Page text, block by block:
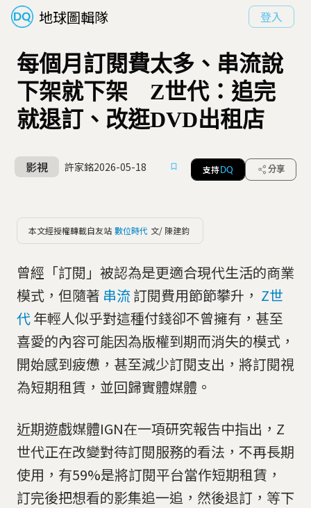
地球圖輯隊 登入
每個月訂閱費太多、串流說
下架就下架 Z世代：追完
就退訂、改逛DVD出租店
影視 許家銘2026-05-18 支持 DQ 分享
本文經授權轉載自友站 數位時代 文/ 陳建鈞
曾經「訂閱」被認為是更適合現代生活的商業
模式，但隨著 串流 訂閱費用節節攀升， Z世
代年輕人似乎對這種付錢卻不曾擁有，甚至
喜愛的內容可能因為版權到期而消失的模式，
開始感到疲憊，甚至減少訂閱支出，將訂閱視
為短期租賃，並回歸實體媒體。
近期遊戲媒體IGN在一項研究報告中指出，Z
世代正在改變對待訂閱服務的看法，不再長期
使用，有59%是將訂閱平台當作短期租賃，
訂完後把想看的影集追一追，然後退訂，等下